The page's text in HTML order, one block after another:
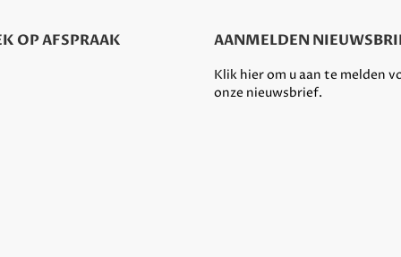
OP AFSPRAAK AANMELDEN
Klik hier om u aan te melden
onze nieuwsbrief.